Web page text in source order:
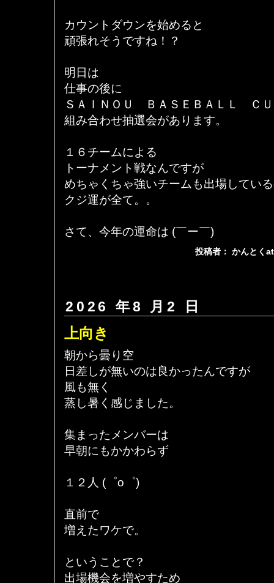
カウントダウンを始めると
頑張れそうですね！？
明日は
仕事の後に
ＳＡＩＮＯＵ ＢＡＳＥＢＡＬＬ Ｃ
組み合わせ抽選会があります。
１６チームによる
トーナメント戦なんですが
めちゃくちゃ強いチームも出場してい
クジ運が全て。。
さて、今年の運命は (￣ー￣)
投稿者： かんとく
2026 年8 月2 日
上向き
朝から曇り空
日差しが無いのは良かったんですが
風も無く
蒸し暑く感じました。
集まったメンバーは
早朝にもかかわらず
１２人 (゜o゜)
直前で
増えたワケで。
ということで？
出場機会を増やすため